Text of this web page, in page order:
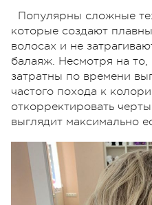
Популярны сложные
которые создают
волосах и не
балаяж. Несмотря на то,
затратны по времени
частого похода к
откорректировать
выглядит максимально